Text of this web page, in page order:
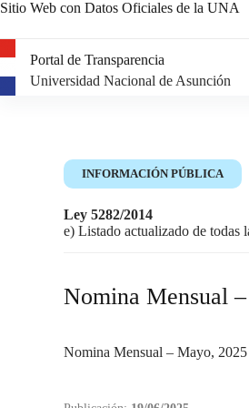
Sitio Web con Datos Oficiales de la UNA
Portal de Transparencia
Universidad Nacional de Asunción
INFORMACIÓN PÚBLICA
Ley 5282/2014
e) Listado actualizado de todas
Nomina Mensual
Nomina Mensual – Mayo, 2025